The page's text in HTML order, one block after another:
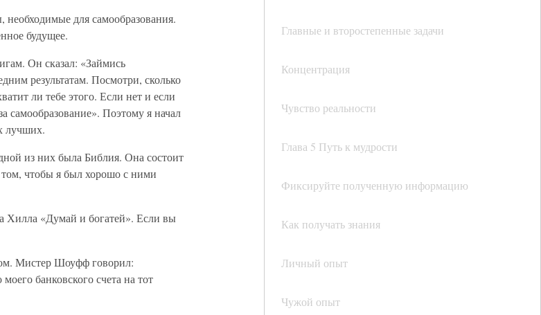
Главные и второстепенные задачи
Концентрация
Чувство реальности
Глава 5 Путь к мудрости
Фиксируйте полученную информацию
Как получать знания
Личный опыт
Чужой опыт
для самообразования.
будущее.
Он сказал: «Займись
результатам. Посмотри, сколько
ли тебе этого. Если нет и если
самообразование». Поэтому я начал
лучших.
из них была Библия. Она состоит
том, чтобы я был хорошо с ними
Хилла «Думай и богатей». Если вы
Мистер Шоуфф говорил:
банковского счета на тот